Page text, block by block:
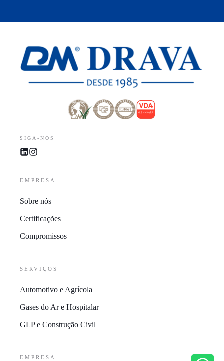
SIGA-NOS
EMPRESA
Sobre nós
Certificações
Compromissos
SERVIÇOS
Automotivo e Agrícola
Gases do Ar e Hospitalar
GLP e Construção Civil
EMPRESA